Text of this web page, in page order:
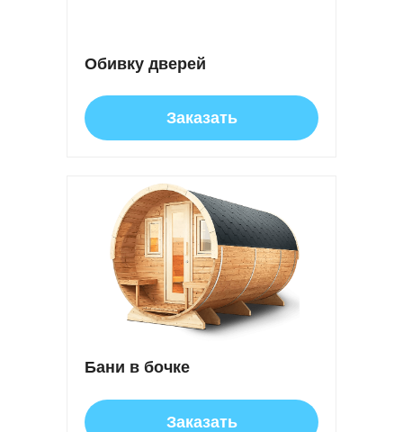
Обивку дверей
Заказать
Бани в бочке
Заказать